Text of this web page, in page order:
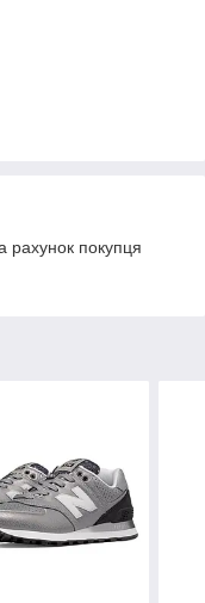
рахунок покупця